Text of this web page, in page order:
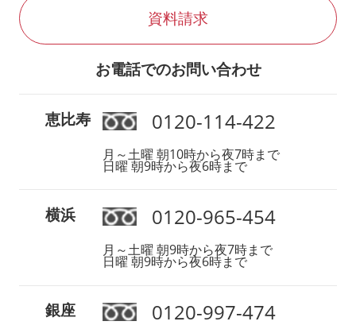
資料請求
お電話でのお問い合わせ
恵比寿 0120-114-422
月～土曜 朝10時から夜7時まで
日曜 朝9時から夜6時まで
横浜 0120-965-454
月～土曜 朝9時から夜7時まで
日曜 朝9時から夜6時まで
銀座 0120-997-474